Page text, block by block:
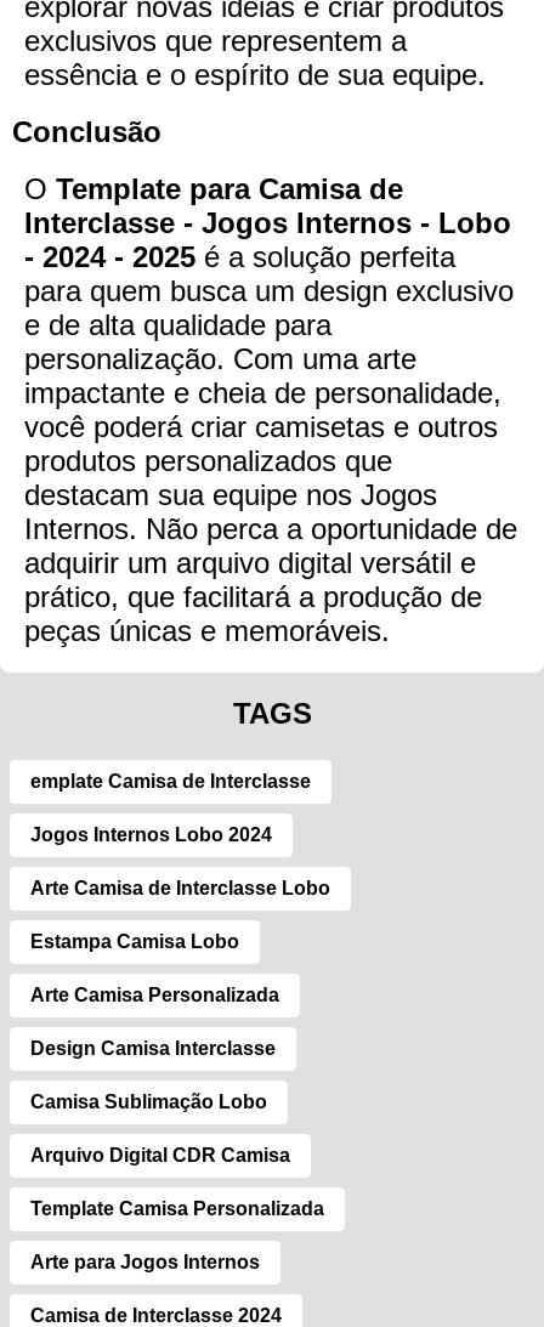
explorar novas ideias e criar produtos
exclusivos que representem a
essência e o espírito de sua equipe.
Conclusão
O Template para Camisa de
Interclasse - Jogos Internos - Lobo
- 2024 - 2025 é a solução perfeita
para quem busca um design exclusivo
e de alta qualidade para
personalização. Com uma arte
impactante e cheia de personalidade,
você poderá criar camisetas e outros
produtos personalizados que
destacam sua equipe nos Jogos
Internos. Não perca a oportunidade de
adquirir um arquivo digital versátil e
prático, que facilitará a produção de
peças únicas e memoráveis.
TAGS
emplate Camisa de Interclasse
Jogos Internos Lobo 2024
Arte Camisa de Interclasse Lobo
Estampa Camisa Lobo
Arte Camisa Personalizada
Design Camisa Interclasse
Camisa Sublimação Lobo
Arquivo Digital CDR Camisa
Template Camisa Personalizada
Arte para Jogos Internos
Camisa de Interclasse 2024